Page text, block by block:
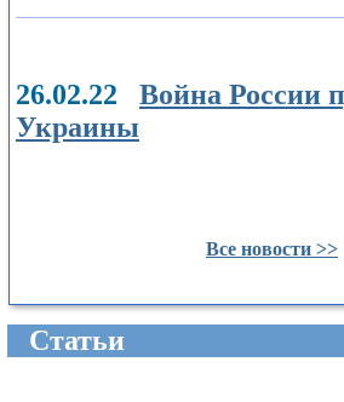
26.02.22 Война России
Украины
Все новости >>
Cтатьи